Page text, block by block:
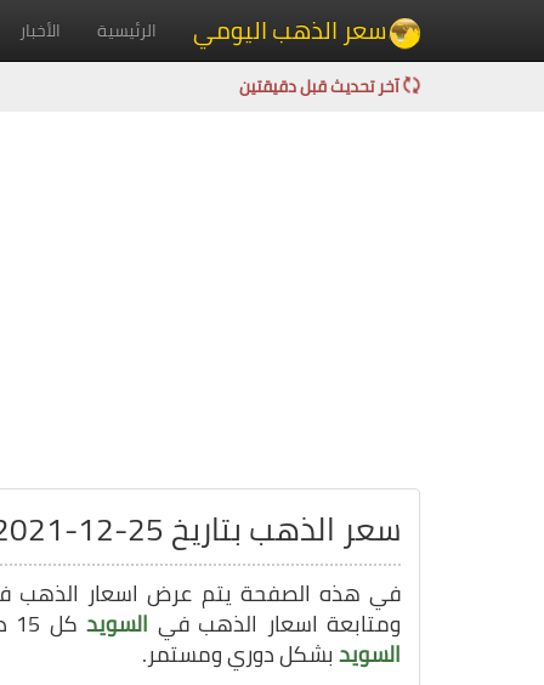
سعر الذهب اليومي الرئيسية الأخبار
آخر تحديث قبل دقيقتين
سعر الذهب بتاريخ 25-12-2021 في السويد بالكرون السويدي
في هذه الصفحة يتم عرض اسعار الذهب
ومتابعة اسعار الذهب في السويد كل 15 دقيقة, وبهذا يمكنك متابعة سعر غرام الذهب في
السويدبشكل دوري ومستمر.